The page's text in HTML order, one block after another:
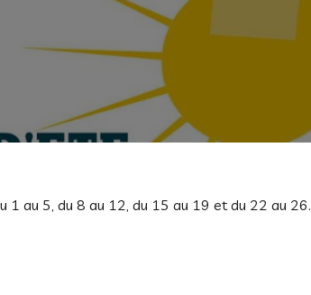
1 au 5, du 8 au 12, du 15 au 19 et du 22 au 26.